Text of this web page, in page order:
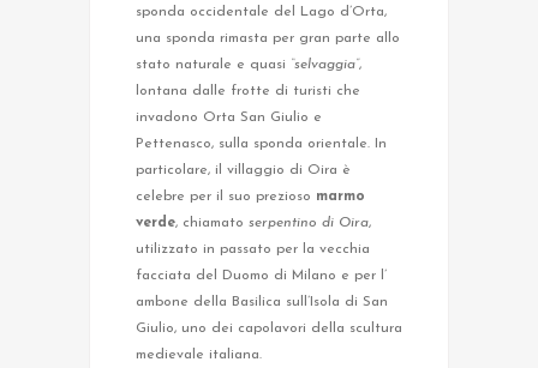
sponda occidentale del Lago d’Orta,
una sponda rimasta per gran parte allo
stato naturale e quasi “selvaggia”,
lontana dalle frotte di turisti che
invadono Orta San Giulio e
Pettenasco, sulla sponda orientale. In
particolare, il villaggio di Oira è
celebre per il suo prezioso marmo
verde, chiamato serpentino di Oira,
utilizzato in passato per la vecchia
facciata del Duomo di Milano e per l’
ambone della Basilica sull’Isola di San
Giulio, uno dei capolavori della scultura
medievale italiana.